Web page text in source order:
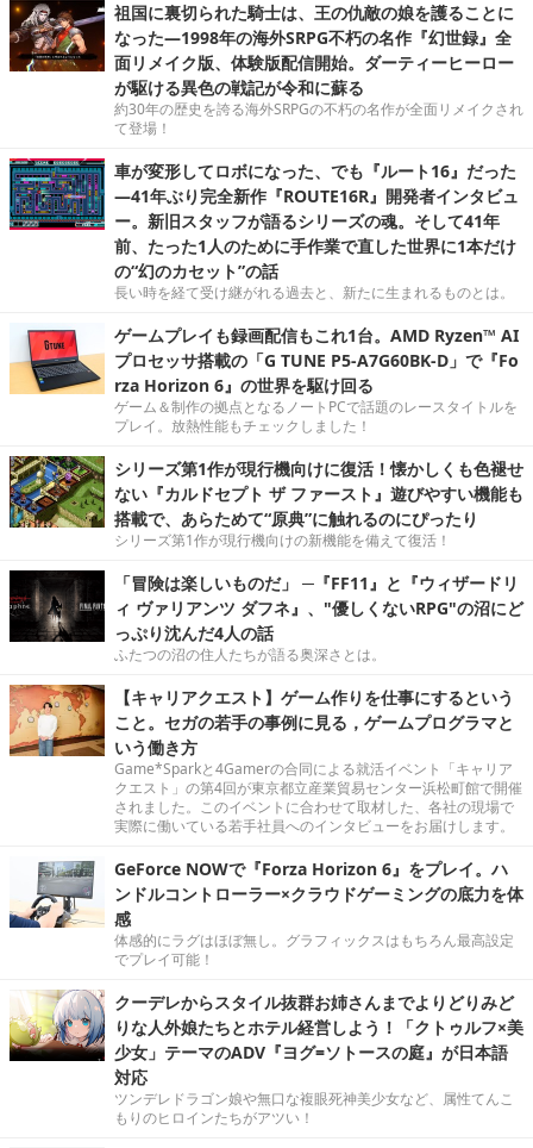
祖国に裏切られた騎士は、王の仇敵の娘を護ることに
なった―1998年の海外SRPG不朽の名作『幻世録』全
面リメイク版、体験版配信開始。ダーティーヒーロー
が駆ける異色の戦記が令和に蘇る
約30年の歴史を誇る海外SRPGの不朽の名作が全面リメイクされ
て登場！
車が変形してロボになった、でも『ルート16』だった
―41年ぶり完全新作『ROUTE16R』開発者インタビュ
ー。新旧スタッフが語るシリーズの魂。そして41年
前、たった1人のために手作業で直した世界に1本だけ
の“幻のカセット”の話
長い時を経て受け継がれる過去と、新たに生まれるものとは。
ゲームプレイも録画配信もこれ1台。AMD Ryzen™ AI
プロセッサ搭載の「G TUNE P5-A7G60BK-D」で『Fo
rza Horizon 6』の世界を駆け回る
ゲーム＆制作の拠点となるノートPCで話題のレースタイトルを
プレイ。放熱性能もチェックしました！
シリーズ第1作が現行機向けに復活！懐かしくも色褪せ
ない『カルドセプト ザ ファースト』遊びやすい機能も
搭載で、あらためて“原典”に触れるのにぴったり
シリーズ第1作が現行機向けの新機能を備えて復活！
「冒険は楽しいものだ」 ─『FF11』と『ウィザードリ
ィ ヴァリアンツ ダフネ』、"優しくないRPG"の沼にど
っぷり沈んだ4人の話
ふたつの沼の住人たちが語る奥深さとは。
【キャリアクエスト】ゲーム作りを仕事にするという
こと。セガの若手の事例に見る，ゲームプログラマと
いう働き方
Game*Sparkと4Gamerの合同による就活イベント「キャリア
クエスト」の第4回が東京都立産業貿易センター浜松町館で開催
されました。このイベントに合わせて取材した、各社の現場で
実際に働いている若手社員へのインタビューをお届けします。
GeForce NOWで『Forza Horizon 6』をプレイ。ハ
ンドルコントローラー×クラウドゲーミングの底力を体
感
体感的にラグはほぼ無し。グラフィックスはもちろん最高設定
でプレイ可能！
クーデレからスタイル抜群お姉さんまでよりどりみど
りな人外娘たちとホテル経営しよう！「クトゥルフ×美
少女」テーマのADV『ヨグ=ソトースの庭』が日本語
対応
ツンデレドラゴン娘や無口な複眼死神美少女など、属性てんこ
もりのヒロインたちがアツい！